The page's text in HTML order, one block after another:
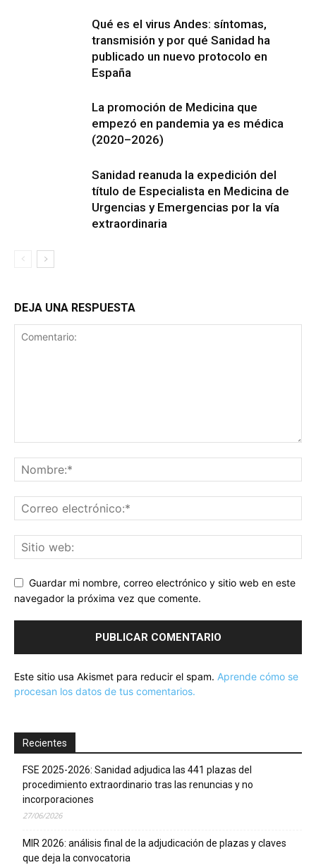
Qué es el virus Andes: síntomas,
transmisión y por qué Sanidad ha
publicado un nuevo protocolo en
España
La promoción de Medicina que
empezó en pandemia ya es médica
(2020–2026)
Sanidad reanuda la expedición del
título de Especialista en Medicina de
Urgencias y Emergencias por la vía
extraordinaria
DEJA UNA RESPUESTA
Guardar mi nombre, correo electrónico y sitio web en este
navegador la próxima vez que comente.
Este sitio usa Akismet para reducir el spam. Aprende cómo se
procesan los datos de tus comentarios.
Recientes
FSE 2025-2026: Sanidad adjudica las 441 plazas del
procedimiento extraordinario tras las renuncias y no
incorporaciones
27/06/2026
MIR 2026: análisis final de la adjudicación de plazas y claves
que deja la convocatoria